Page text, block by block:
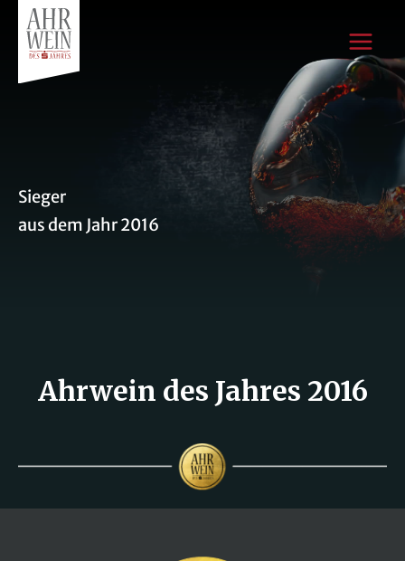
Zum
Inhalt
springen
Sieger
aus dem Jahr 2016
Ahrwein des Jahres 2016